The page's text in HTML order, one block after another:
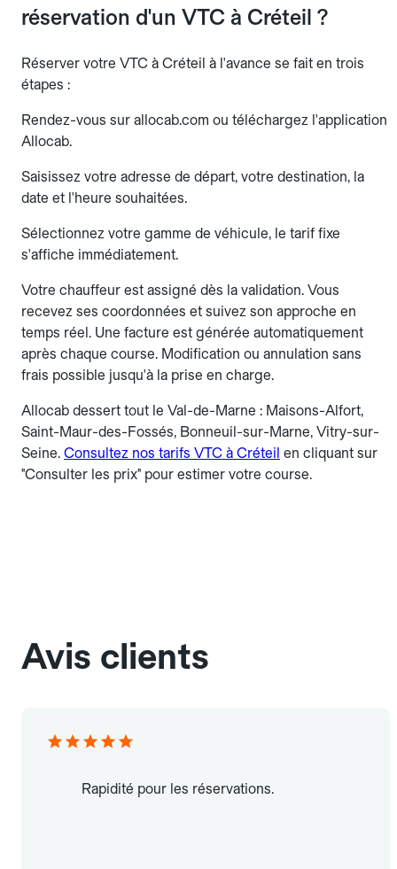
réservation d'un VTC à Créteil ?
Réserver votre VTC à Créteil à l'avance se fait en trois
étapes :
Rendez-vous sur allocab.com ou téléchargez l'application
Allocab.
Saisissez votre adresse de départ, votre destination, la
date et l'heure souhaitées.
Sélectionnez votre gamme de véhicule, le tarif fixe
s'affiche immédiatement.
Votre chauffeur est assigné dès la validation. Vous
recevez ses coordonnées et suivez son approche en
temps réel. Une facture est générée automatiquement
après chaque course. Modification ou annulation sans
frais possible jusqu'à la prise en charge.
Allocab dessert tout le Val-de-Marne : Maisons-Alfort,
Saint-Maur-des-Fossés, Bonneuil-sur-Marne, Vitry-sur-
Seine. Consultez nos tarifs VTC à Créteil en cliquant sur
"Consulter les prix" pour estimer votre course.
Avis clients
Rapidité pour les réservations.